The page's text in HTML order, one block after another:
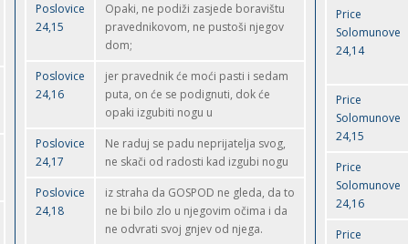
Poslovice
24,15
Opaki, ne podiži zasjede boravištu
pravednikovom, ne pustoši njegov
dom;
Poslovice
24,16
jer pravednik će moći pasti i sedam
puta, on će se podignuti, dok će
opaki izgubiti nogu u
Poslovice
24,17
Ne raduj se padu neprijatelja svog,
ne skači od radosti kad izgubi nogu
Poslovice
24,18
iz straha da GOSPOD ne gleda, da to
ne bi bilo zlo u njegovim očima i da
ne odvrati svoj gnjev od njega.
Price
Solomunove
24,14
Price
Solomunove
24,15
Price
Solomunove
24,16
Price